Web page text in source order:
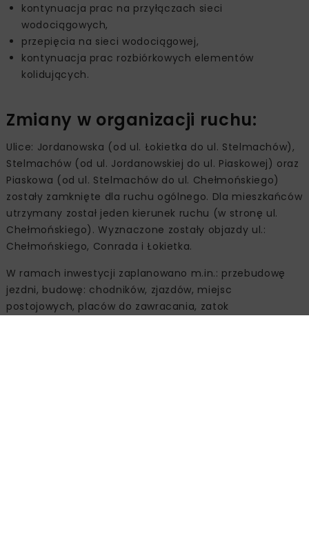
kontynuacja prac na przyłączach sieci
wodociągowych,
przepięcia na sieci wodociągowej,
kontynuacja prac rozbiórkowych elementów
kolidujących.
Zmiany w organizacji ruchu:
Ulice: Jordanowska (od ul. Łokietka do ul. Stelmachów),
Stelmachów (od ul. Jordanowskiej do ul. Piaskowej) oraz
Piaskowa (od ul. Stelmachów do ul. Chełmońskiego)
zostały zamknięte dla ruchu ogólnego. Dla mieszkańców
utrzymany został jeden kierunek ruchu (w stronę ul.
Chełmońskiego). Wyznaczone zostały objazdy ul.:
Chełmońskiego, Conrada i Łokietka.
W ramach inwestycji zaplanowano m.in.: przebudowę
jezdni, budowę: chodników, zjazdów, miejsc
postojowych, placów do zawracania, zatok